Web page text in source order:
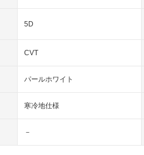
5D
CVT
パールホワイト
寒冷地仕様
－